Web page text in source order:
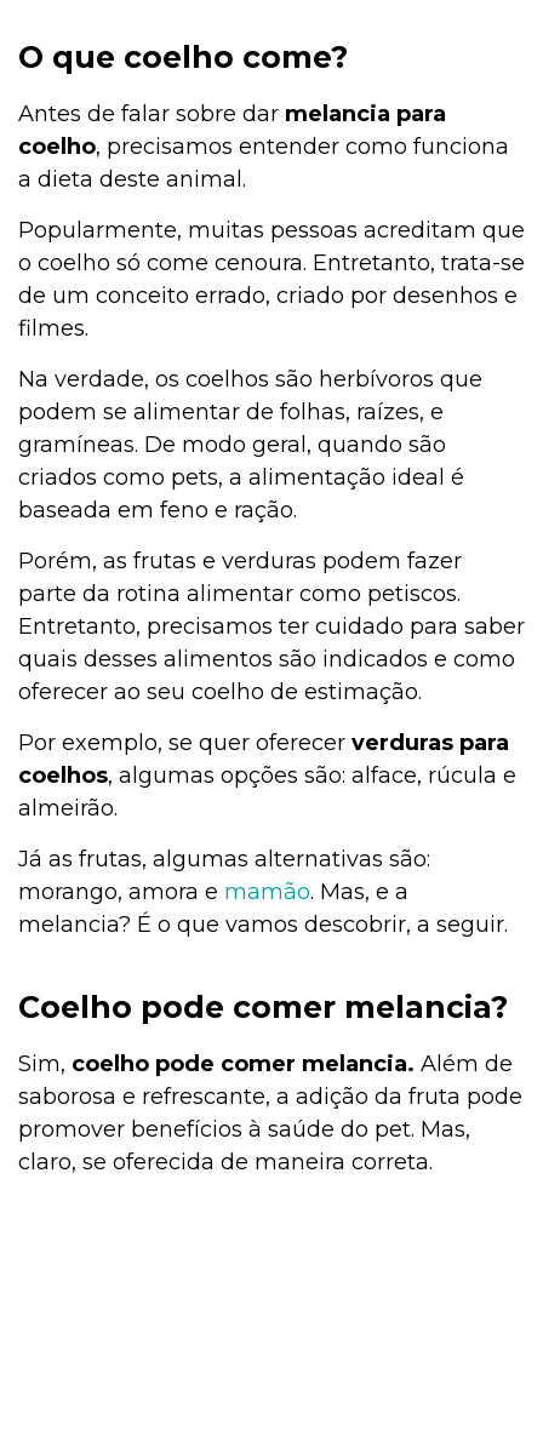
O que coelho come?
Antes de falar sobre dar melancia para
coelho, precisamos entender como funciona
a dieta deste animal.
Popularmente, muitas pessoas acreditam que
o coelho só come cenoura. Entretanto, trata-se
de um conceito errado, criado por desenhos e
filmes.
Na verdade, os coelhos são herbívoros que
podem se alimentar de folhas, raízes, e
gramíneas. De modo geral, quando são
criados como pets, a alimentação ideal é
baseada em feno e ração.
Porém, as frutas e verduras podem fazer
parte da rotina alimentar como petiscos.
Entretanto, precisamos ter cuidado para saber
quais desses alimentos são indicados e como
oferecer ao seu coelho de estimação.
Por exemplo, se quer oferecer verduras para
coelhos, algumas opções são: alface, rúcula e
almeirão.
Já as frutas, algumas alternativas são:
morango, amora e mamão. Mas, e a
melancia? É o que vamos descobrir, a seguir.
Coelho pode comer melancia?
Sim, coelho pode comer melancia. Além de
saborosa e refrescante, a adição da fruta pode
promover benefícios à saúde do pet. Mas,
claro, se oferecida de maneira correta.